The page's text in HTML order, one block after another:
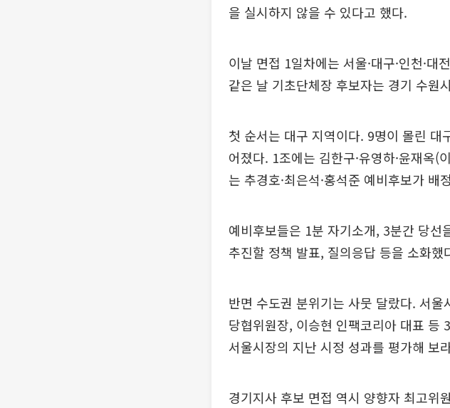
을 실시하지 않을 수 있다고 했다.
이날 면접 1일차에는 서울·대구·인천·대
같은 날 기초단체장 후보자는 경기 수원
첫 순서는 대구 지역이다. 9명이 몰린
어졌다. 1조에는 김한구·유영하·윤재옥(
는 추경호·최은석·홍석준 예비후보가 배
예비후보들은 1분 자기소개, 3분간 당
추진할 정책 발표, 질의응답 등을 소화했
반면 수도권 분위기는 사뭇 달랐다. 서
당협위원장, 이승현 인팩코리아 대표 등
서울시장의 지난 시정 성과를 평가해 보
경기지사 후보 면접 역시 양향자 최고위